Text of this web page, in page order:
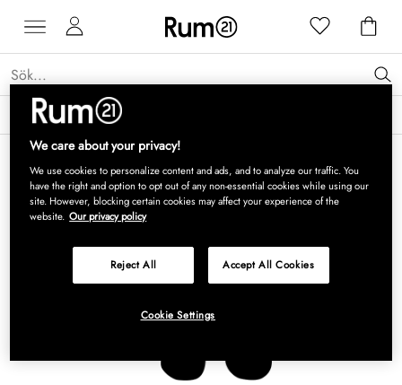
Få 15 % rabatt på Grythyttan Stålmöbler* →
We care about your privacy!
We use cookies to personalize content and ads, and to analyze our traffic. You
have the right and option to opt out of any non-essential cookies while using our
site. However, blocking certain cookies may affect your experience of the
website. Our privacy policy
Reject All Accept All Cookies
Cookie Settings